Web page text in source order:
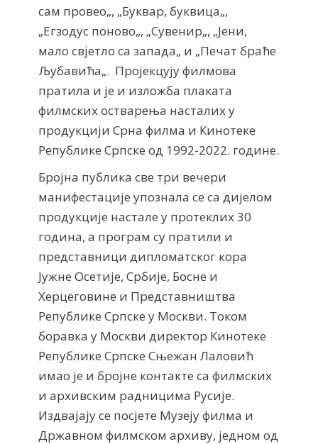
сам провео„, „Буквар, буквица„,
„Егзодус поново„, „Сувенир„, „Јени,
мало свјетло са запада„ и „Печат браће
Љубавића„. Пројекцују филмова
пратила и је и изложба плаката
филмских остварења насталих у
продукцији Срна филма и Кинотеке
Републике Српске од 1992-2022. године.
Бројна публика све три вечери
манифестације упознала се са дијелом
продукције настале у протеклих 30
година, а програм су пратили и
представници дипломатског кора
Јужне Осетије, Србије, Босне и
Херцеговине и Представништва
Републике Српске у Москви. Током
боравка у Москви директор Кинотеке
Републике Српске Сњежан Лаловић
имао је и бројне контакте са филмских
и архивским радницима Русије.
Издвајају се посјете Музеју филма и
Државном филмском архиву, једном од